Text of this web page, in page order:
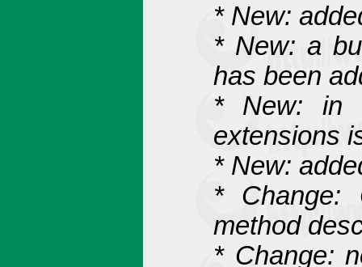
* New:
* New: a
has been
* New: in
extensions
* New:
* Change:
method
* Change: